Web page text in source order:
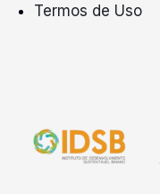
Termos de Uso